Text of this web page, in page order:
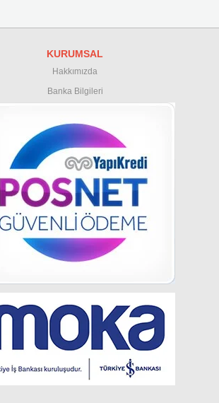
KURUMSAL
Hakkımızda
Banka Bilgileri